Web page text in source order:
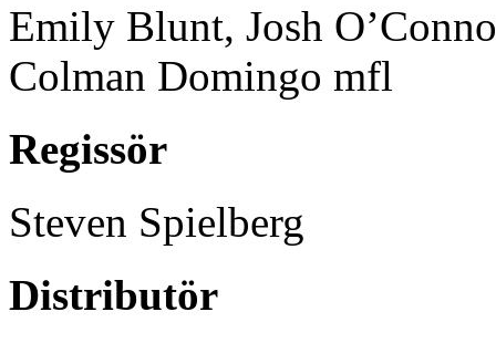
Emily Blunt, Josh
Colman Domingo mfl
Regissör
Steven Spielberg
Distributör